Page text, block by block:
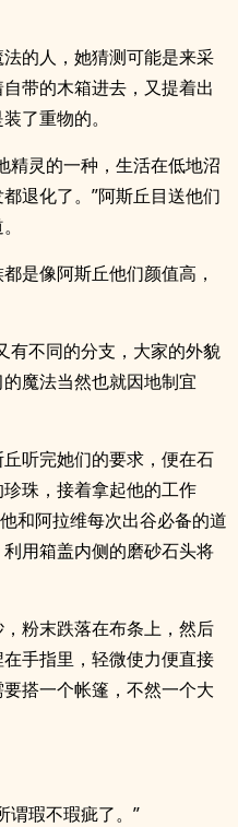
的人，她猜测可能是来采
带的木箱进去，又提着出
了重物的。
精灵的一种，生活在低地沼
退化了。”阿斯丘目送他们
是像阿斯丘他们颜值高，
有不同的分支，大家的外貌
魔法当然也就因地制宜
听完她们的要求，便在石
珠，接着拿起他的工作
和阿拉维每次出谷必备的道
用箱盖内侧的磨砂石头将
粉末跌落在布条上，然后
手指里，轻微使力便直接
搭一个帐篷，不然一个大
谓瑕不瑕疵了。”